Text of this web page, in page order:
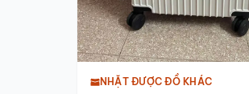
NHẶT ĐƯỢC ĐỒ KHÁC